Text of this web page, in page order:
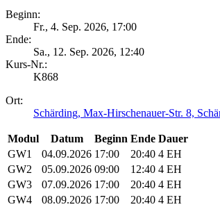
Beginn:
Fr., 4. Sep. 2026, 17:00
Ende:
Sa., 12. Sep. 2026, 12:40
Kurs-Nr.:
K868
Ort:
Schärding, Max-Hirschenauer-Str. 8,
Modul Datum Beginn Ende Dauer
GW1
04.09.2026 17:00 20:40 4 EH
GW2
05.09.2026 09:00 12:40 4 EH
GW3
07.09.2026 17:00 20:40 4 EH
GW4
08.09.2026 17:00 20:40 4 EH